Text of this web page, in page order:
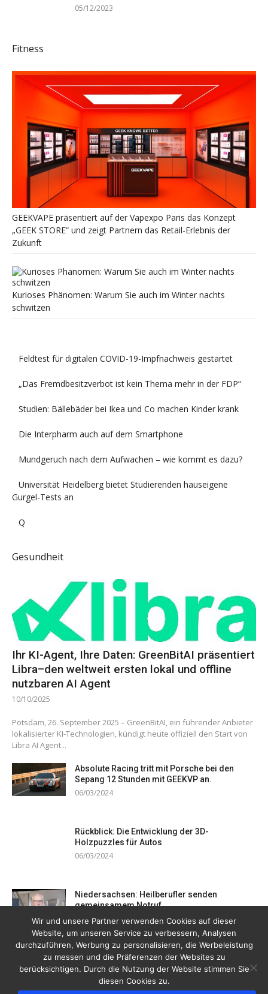
05/12/2023
Fitness
GEEKVAPE präsentiert auf der Vapexpo Paris das Konzept
„GEEK STORE“ und zeigt Partnern das Retail-Erlebnis der
Zukunft
Kurioses Phänomen: Warum Sie auch im Winter nachts
schwitzen
Feldtest für digitalen COVID-19-Impfnachweis gestartet
„Das Fremdbesitzverbot ist kein Thema mehr in der FDP“
Studien: Bällebäder bei Ikea und Co machen Kinder krank
Die Interpharm auch auf dem Smartphone
Mundgeruch nach dem Aufwachen – wie kommt es dazu?
Universität Heidelberg bietet Studierenden hauseigene
Gurgel-Tests an
Q
Gesundheit
Ihr KI-Agent, Ihre Daten: GreenBitAI präsentiert
Libra–den weltweit ersten lokal und offline
nutzbaren AI Agent
10/10/2025
Potsdam, 26. September 2025 – GreenBitAI, ein führender Anbieter
lokalisierter KI-Technologien, kündigt heute offiziell den Start von
Libra AI Agent...
Absolute Racing tritt mit Porsche bei den
Sepang 12 Stunden mit GEEKVP an.
06/03/2024
Rückblick: Die Entwicklung der 3D-
Holzpuzzles für Autos
06/03/2024
Niedersachsen: Heilberufler senden
gemeinsamem Notruf
19/12/2023
Wir und unsere Partner verwenden Cookies auf dieser
Website, um unseren Service zu verbessern, Analysen
durchzuführen, Werbung zu personalisieren, die Werbeleistung
zu messen und die Präferenzen der Websites zu
berücksichtigen. Durch die Nutzung der Website stimmen Sie
diesen Cookies zu.